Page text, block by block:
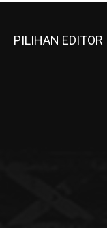
PILIHAN EDITOR